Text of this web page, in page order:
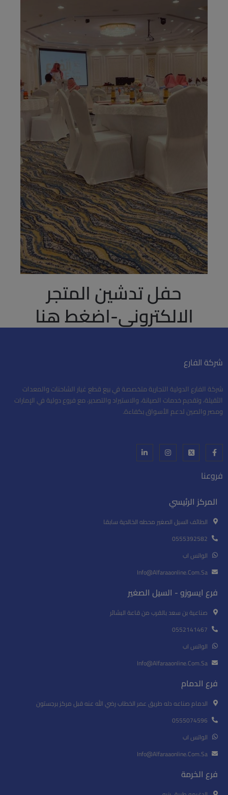
حفل تدشين المتجر
الالكتروني-اضغط هنا
شركة الفارع الدولية تدشن متجرها الإلكتروني في حفل
بتدشين متجرها الإلكتروني الجديد في حفل أقيم بفندق
أوالف إنترناشونال بحضور عدد من الشركات والشخصيات
شركة الفارع
شركة الفارع الدولية التجارية متخصصة في بيع قطع غيار الشاحنات والمعدات
الثقيلة، وتقديم خدمات الصيانة، والاستيراد والتصدير، مع فروع دولية في الإمارات
ومصر والصين لدعم الأسواق بكفاءة.
فروعنا
المركز الرئيسي
الطائف السيل الصغير محطه الخالدية سابقا
0555392582
الواتس اب
Info@alfaraaonline.com.sa
فرع ايسوزو - السيل الصغير
صناعية بن سعد بالقرب من قاعة البشائر
0552141467
الواتس اب
Info@alfaraaonline.com.sa
فرع الدمام
الدمام صناعه دله طريق عمر الخطاب رضي الله عنه قبل مركز برجستون
0555074596
الواتس اب
Info@alfaraaonline.com.sa
فرع الخرمة